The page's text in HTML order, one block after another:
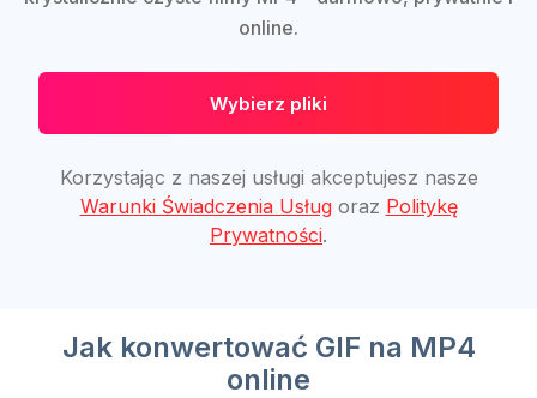
online.
Wybierz pliki
Korzystając z naszej usługi akceptujesz nasze
Warunki Świadczenia Usługoraz Politykę
Prywatności.
Jak konwertować GIF na MP4
online